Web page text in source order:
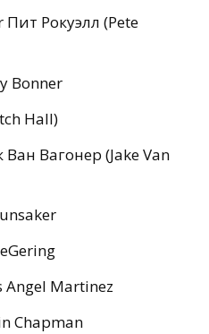
Рокуэлл (Pete
Bonner
Hall)
Вагонер (Jake Van
Angel Martinez
Chapman